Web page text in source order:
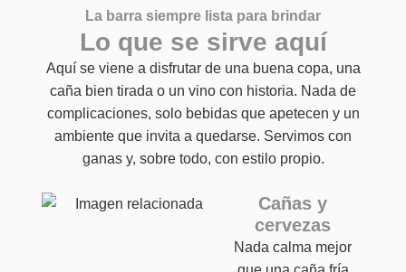
La barra siempre lista para brindar
Lo que se sirve aquí
Aquí se viene a disfrutar de una buena copa, una
caña bien tirada o un vino con historia. Nada de
complicaciones, solo bebidas que apetecen y un
ambiente que invita a quedarse. Servimos con
ganas y, sobre todo, con estilo propio.
Cañas y
cervezas
Nada calma mejor